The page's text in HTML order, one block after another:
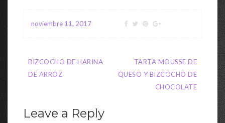
noviembre 11, 2017
Navegación
de
BIZCOCHO DE HARINA
DE ARROZ
TARTA MOUSSE DE
QUESO Y BIZCOCHO DE
CHOCOLATE
Leave a Reply